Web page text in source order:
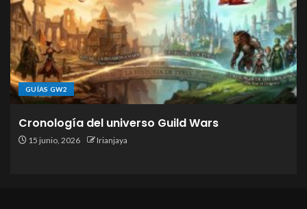
GUÍAS GW2
Cronología del universo Guild Wars
15 junio, 2026 Irianjaya